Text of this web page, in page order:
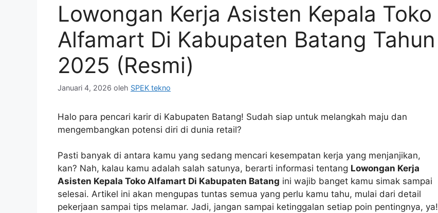
Lowongan Kerja Asisten Kepala Toko
Alfamart Di Kabupaten Batang Tahun
2025 (Resmi)
Januari 4, 2026 oleh SPEK tekno
Halo para pencari karir di Kabupaten Batang! Sudah siap untuk melangkah maju dan
mengembangkan potensi diri di dunia retail?
Pasti banyak di antara kamu yang sedang mencari kesempatan kerja yang menjanjikan,
kan? Nah, kalau kamu adalah salah satunya, berarti informasi tentang Lowongan Kerja
Asisten Kepala Toko Alfamart Di Kabupaten Batang ini wajib banget kamu simak sampai
selesai. Artikel ini akan mengupas tuntas semua yang perlu kamu tahu, mulai dari detail
pekerjaan sampai tips melamar. Jadi, jangan sampai ketinggalan setiap poin pentingnya, ya!